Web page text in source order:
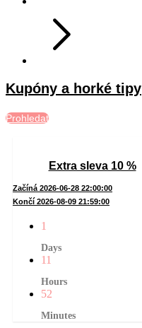
Kupóny a horké tipy
Prohledat
Extra sleva 10 %
Začíná 2026-06-28 22:00:00
Končí 2026-08-09 21:59:00
1
Days
11
Hours
52
Minutes